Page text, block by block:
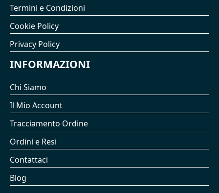
Termini e Condizioni
Cookie Policy
Privacy Policy
INFORMAZIONI
Chi Siamo
Il Mio Account
Tracciamento Ordine
Ordini e Resi
Contattaci
Blog